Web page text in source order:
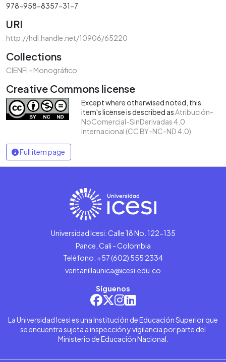
978-958-8357-31-7
URI
http://hdl.handle.net/10906/65220
Collections
CIENFI - Monográfico
Creative Commons license
Except where otherwised noted, this
item's license is described asAtribución-
NoComercial-SinDerivadas 4.0
Internacional (CC BY-NC-ND 4.0)
Full item page
Universidad Icesi: Calle 18 No. 122-135
Pance, Cali - Colombia
Teléfono: +57 (602) 555 2334
ventanillaunica@icesi.edu.co
Síguenos
La Universidad Icesi es una Institución de Educación Superior que
se encuentra sujeta a inspección y vigilancia por parte del
Ministerio de Educación Nacional.